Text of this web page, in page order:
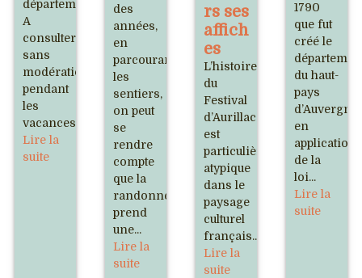
département.
A
consulter
sans
modération
pendant
les
vacances.
Lire la
suite
des
années,
en
parcourant
les
sentiers,
on peut
se
rendre
compte
que la
randonnée
prend
une...
Lire la
suite
rs ses
affich
es
L’histoire
du
Festival
d’Aurillac
est
particulièrement
atypique
dans le
paysage
culturel
français...
Lire la
suite
1790
que fut
créé le
du haut-
pays
d’Auvergne
en
application
de la
loi...
Lire la
suite